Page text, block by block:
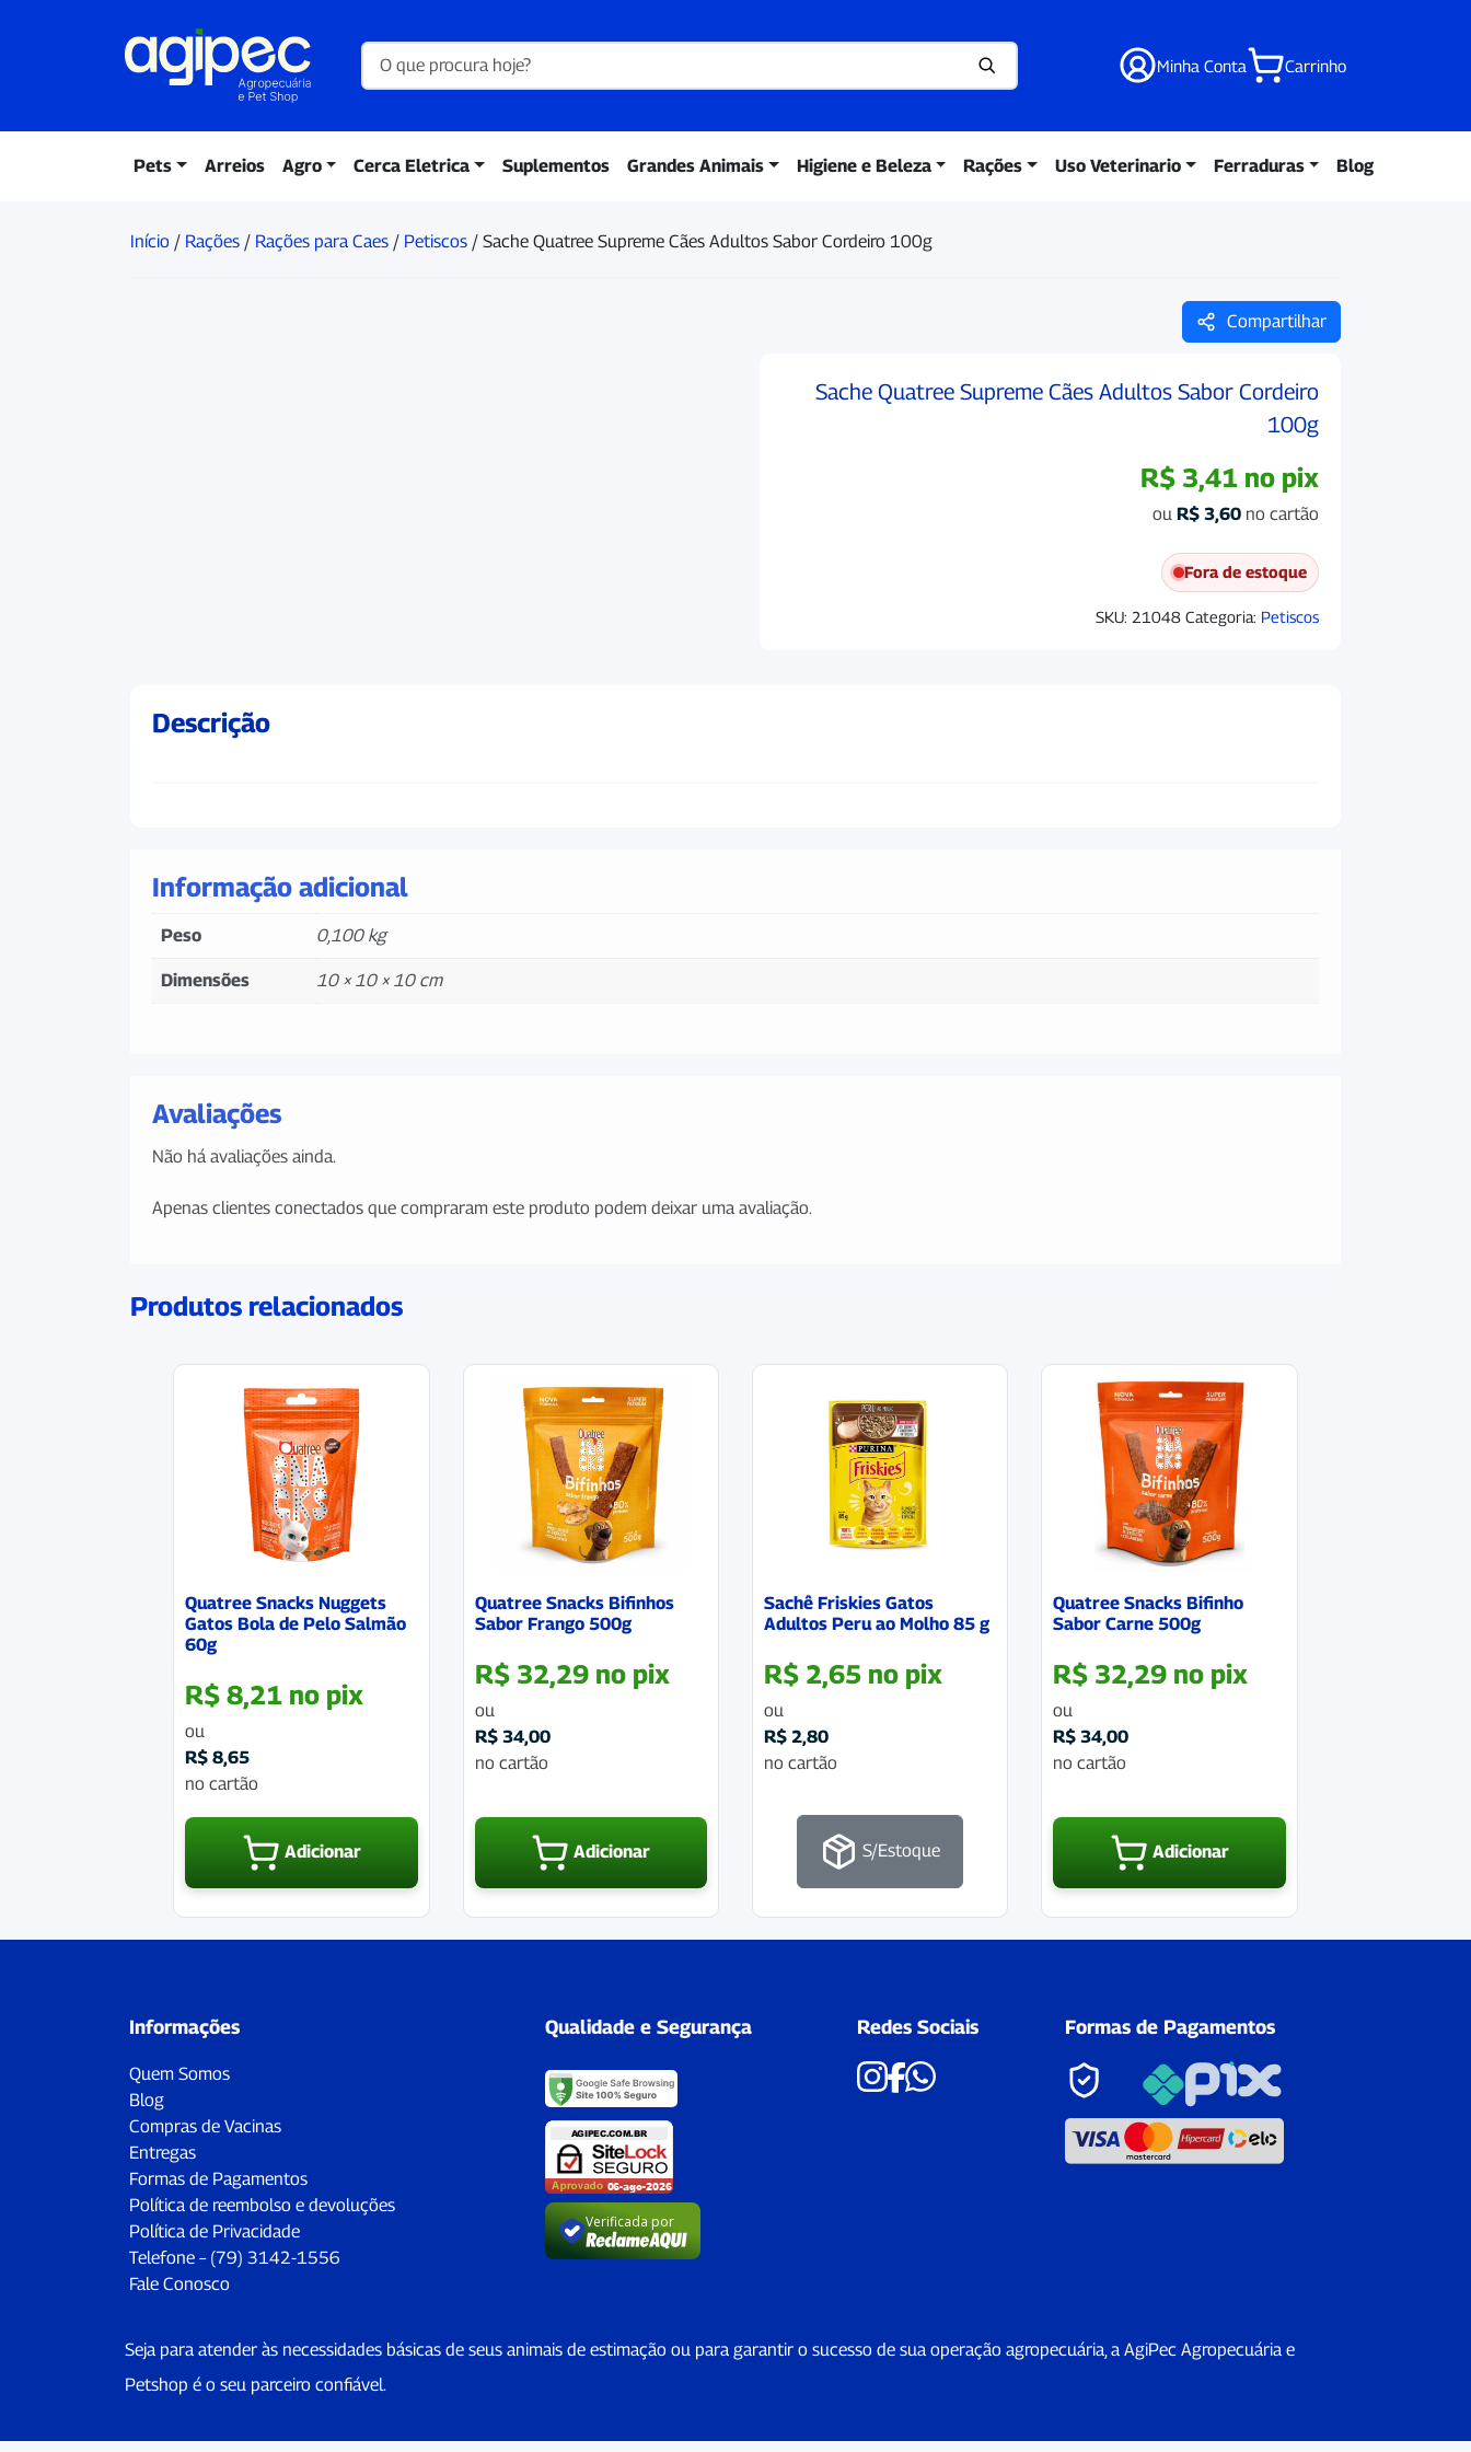
Minha Conta Carrinho
Pets Arreios Agro Cerca Eletrica Suplementos Grandes Animais Higiene e Beleza Rações Uso Veterinario Ferraduras Blog
Início / Rações / Rações para Caes / Petiscos / Sache Quatree Supreme Cães Adultos Sabor Cordeiro 100g
Compartilhar
Sache Quatree Supreme Cães Adultos Sabor Cordeiro
100g
R$ 3,41 no pix
ou R$ 3,60 no cartão
Fora de estoque
SKU: 21048 Categoria: Petiscos
Descrição
Informação adicional
Peso 0,100 kg
Dimensões 10 × 10 × 10 cm
Avaliações
Não há avaliações ainda.
Apenas clientes conectados que compraram este produto podem deixar uma avaliação.
Produtos relacionados
Quatree Snacks Nuggets
Gatos Bola de Pelo Salmão
60g
R$ 8,21 no pix
ou
R$ 8,65
no cartão
Adicionar
Quatree Snacks Bifinhos
Sabor Frango 500g
R$32,29 no pix
ou
R$34,00
no cartão
Adicionar
Sachê Friskies Gatos
Adultos Peru ao Molho 85 g
R$ 2,65 no pix
ou
R$ 2,80
no cartão
S/Estoque
Quatree Snacks Bifinho
Sabor Carne 500g
R$ 32,29 no pix
ou
R$ 34,00
no cartão
Adicionar
Informações
Quem Somos
Blog
Compras de Vacinas
Entregas
Formas de Pagamentos
Política de reembolso e devoluções
Política de Privacidade
Telefone – (79) 3142-1556
Fale Conosco
Qualidade e Segurança
Verificada por
Redes Sociais Formas de Pagamentos
Seja para atender às necessidades básicas de seus animais de estimação ou para garantir o sucesso de sua operação agropecuária, a AgiPec Agropecuária e
Petshop é o seu parceiro confiável.